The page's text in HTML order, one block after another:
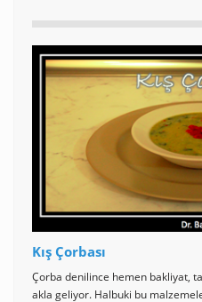
Kış Çorbası
Çorba denilince hemen bakliyat,
akla geliyor. Halbuki bu